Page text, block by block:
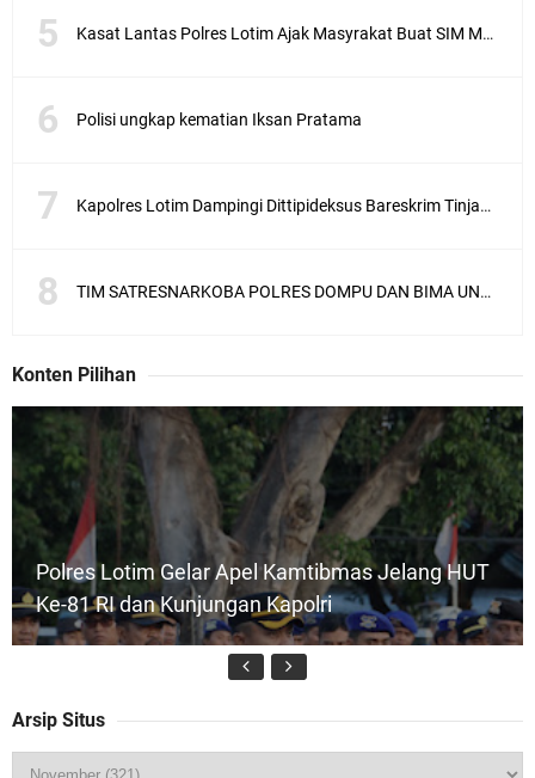
Kasat Lantas Polres Lotim Ajak Masyrakat Buat SIM Melalui SATPAS Bukan Calo
Polisi ungkap kematian Iksan Pratama
Kapolres Lotim Dampingi Dittipideksus Bareskrim Tinjau Sentra Bawah Putih Sembalun
TIM SATRESNARKOBA POLRES DOMPU DAN BIMA UNGKAP KASUS NARKOBA VIA JASA PENGIRIMAN BARANG JNE
Konten Pilihan
Polres Lotim Gelar Apel Kamtibmas Jelang HUT
Ke-81 RI dan Kunjungan Kapolri
Arsip Situs